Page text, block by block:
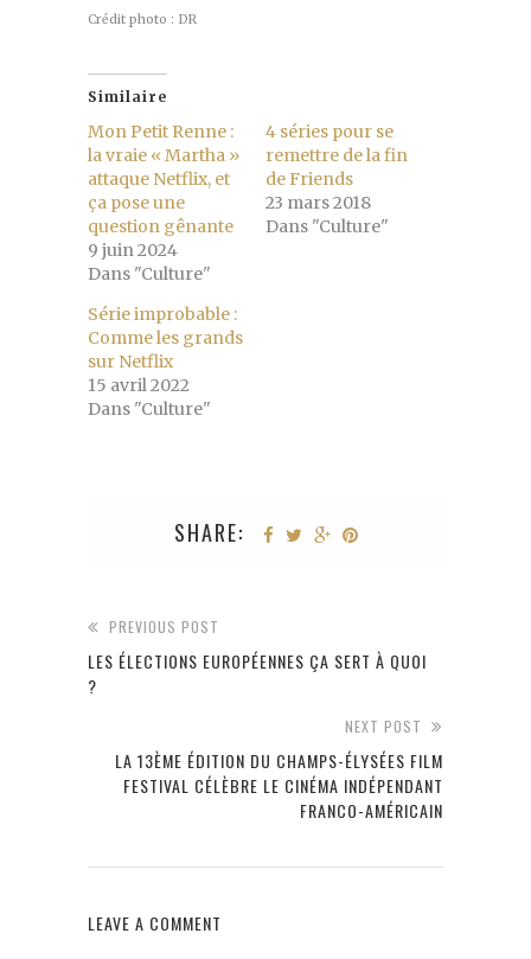
Crédit photo : DR
Similaire
Mon Petit Renne :
la vraie « Martha »
attaque Netflix, et
ça pose une
question gênante
9 juin 2024
Dans "Culture"
4 séries pour se
remettre de la fin
de Friends
23 mars 2018
Dans "Culture"
Série improbable :
Comme les grands
sur Netflix
15 avril 2022
Dans "Culture"
SHARE:
PREVIOUS POST
LES ÉLECTIONS EUROPÉENNES ÇA SERT À QUOI
?
NEXT POST
LA 13ÈME ÉDITION DU CHAMPS-ÉLYSÉES FILM
FESTIVAL CÉLÈBRE LE CINÉMA INDÉPENDANT
FRANCO-AMÉRICAIN
LEAVE A COMMENT